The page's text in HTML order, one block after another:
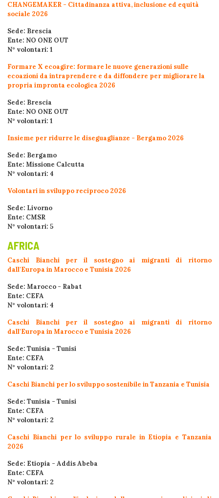
CHANGEMAKER - Cittadinanza attiva, inclusione ed equità
sociale 2026
Sede: Brescia
Ente: NO ONE OUT
N° volontari: 1
Formare X ecoagire: formare le nuove generazioni sulle
ecoazioni da intraprendere e da diffondere per migliorare la
propria impronta ecologica 2026
Sede: Brescia
Ente: NO ONE OUT
N° volontari: 1
Insieme per ridurre le diseguaglianze - Bergamo 2026
Sede: Bergamo
Ente: Missione Calcutta
N° volontari: 4
Volontari in sviluppo reciproco 2026
Sede: Livorno
Ente: CMSR
N° volontari: 5
AFRICA
Caschi Bianchi per il sostegno ai migranti di ritorno
dall'Europa in Marocco e Tunisia 2026
Sede: Marocco - Rabat
Ente: CEFA
N° volontari: 4
Caschi Bianchi per il sostegno ai migranti di ritorno
dall'Europa in Marocco e Tunisia 2026
Sede: Tunisia - Tunisi
Ente: CEFA
N° volontari: 2
Caschi Bianchi per lo sviluppo sostenibile in Tanzania e Tunisia
Sede: Tunisia - Tunisi
Ente: CEFA
N° volontari: 2
Caschi Bianchi per lo sviluppo rurale in Etiopia e Tanzania
2026
Sede: Etiopia - Addis Abeba
Ente: CEFA
N° volontari: 2